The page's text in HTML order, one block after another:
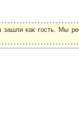
как гость. Мы